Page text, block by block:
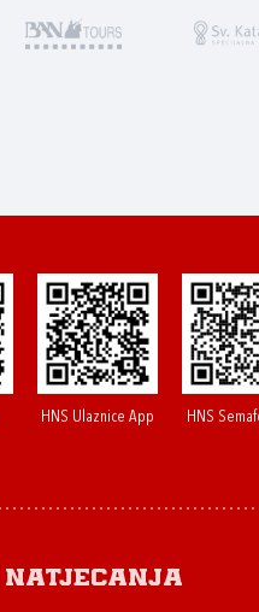
HNS Ulaznice App HNS
Natjecanja